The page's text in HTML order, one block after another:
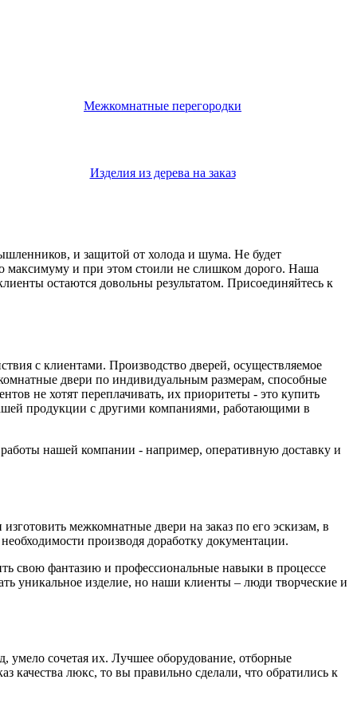
Межкомнатные перегородки
Изделия из дерева на заказ
и защитой от холода и шума. Не будет
максимуму и при этом стоили не слишком дорого. Наша
остаются довольны результатом. Присоединяйтесь к
с клиентами. Производство дверей, осуществляемое
двери по индивидуальным размерам, способные
не хотят переплачивать, их приоритеты - это купить
продукции с другими компаниями, работающими в
нашей компании - например, оперативную доставку и
межкомнатные двери на заказ по его эскизам, в
производя доработку документации.
свою фантазию и профессиональные навыки в процессе
уникальное изделие, но наши клиенты – люди творческие и
умело сочетая их. Лучшее оборудование, отборные
люкс, то вы правильно сделали, что обратились к